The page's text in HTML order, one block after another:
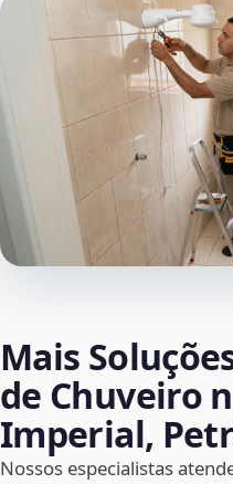
Mais
de Chuveiro
Imperial,
Nossos especialistas